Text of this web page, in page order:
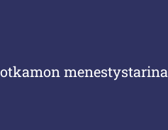
menestystarina